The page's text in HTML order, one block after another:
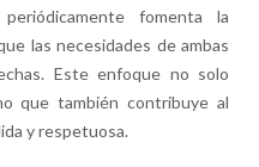
fomenta la
las necesidades de ambas
Este enfoque no solo
que también contribuye al
y respetuosa.